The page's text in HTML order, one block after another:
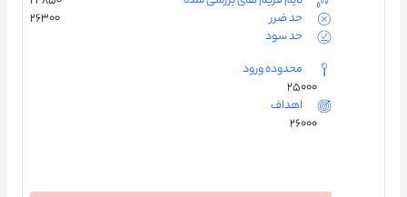
حد ضرر
حد سود
۲۶۳۰۰
محدوده ورود
۲۵۰۰۰
اهداف
۲۶۰۰۰